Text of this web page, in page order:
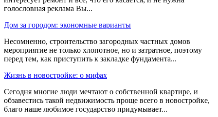
голословная реклама Вы...
Дом за городом: экономные варианты
Несомненно, строительство загородных частных домов
мероприятие не только хлопотное, но и затратное, поэтому
перед тем, как приступить к закладке фундамента...
Жизнь в новостройке: о мифах
Сегодня многие люди мечтают о собственной квартире, и
обзавестись такой недвижимость проще всего в новостройке,
благо наше любимое государство придумывает...